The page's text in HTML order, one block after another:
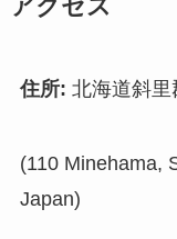
アクセス
住所: 北海道斜
(110 Minehama,
Japan)